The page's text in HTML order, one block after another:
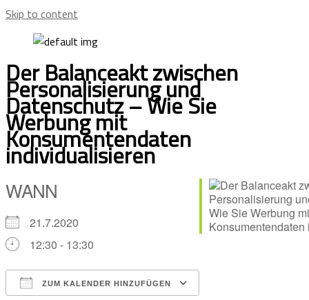
Skip to content
Der Balanceakt zwischen
Personalisierung und
Datenschutz – Wie Sie
Werbung mit
Konsumentendaten
individualisieren
WANN
21.7.2020
12:30 - 13:30
ZUM KALENDER HINZUFÜGEN